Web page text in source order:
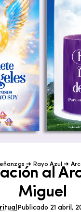
➜ Rayo Azul ➜
al
Miguel
Publicado 21 abril,